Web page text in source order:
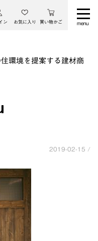
ン お気に入り 買い物かご
環境を提案する建材商
2019-02-15 /